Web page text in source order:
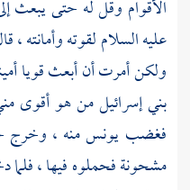
الأقوام وقل له حتى يبعث
عليه السلام لقوته وأمانته ،
ولكن أمرت أن أبعث قويا
بني إسرائيلمن هو أقوى
فغضب يونسمنه ، وخرج
مشحونة فحملوه فيها ،